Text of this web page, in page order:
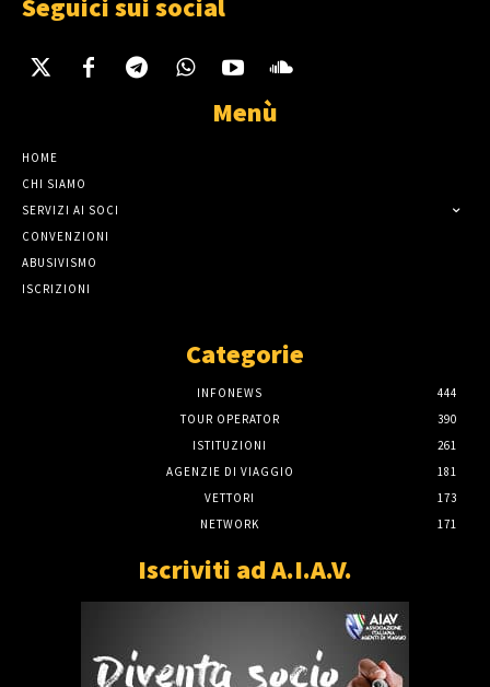
Seguici sui social
Menù
HOME
CHI SIAMO
SERVIZI AI SOCI
CONVENZIONI
ABUSIVISMO
ISCRIZIONI
Categorie
INFONEWS
444
TOUR OPERATOR
390
ISTITUZIONI
261
AGENZIE DI VIAGGIO
181
VETTORI
173
NETWORK
171
Iscriviti ad A.I.A.V.